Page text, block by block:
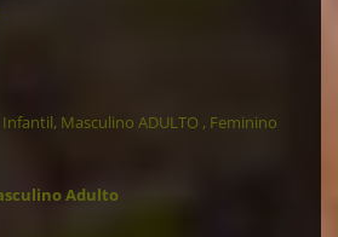
Masculino ADULTO , Feminino
Adulto